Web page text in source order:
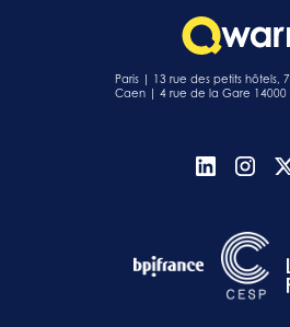
Paris | 13 rue des petits hôtels,
Caen | 4 rue de la Gare 14000